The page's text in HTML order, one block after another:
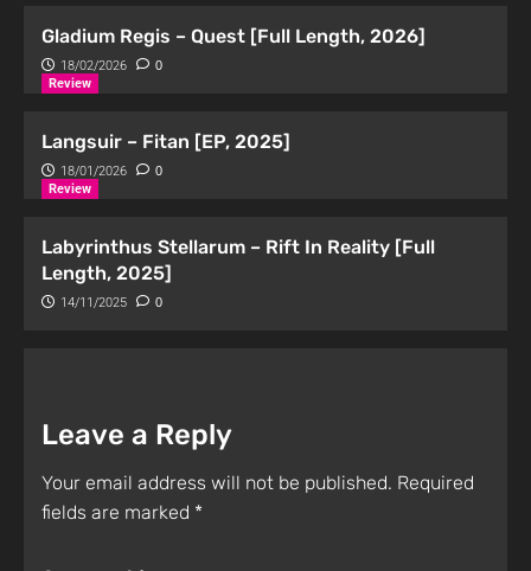
Gladium Regis – Quest [Full Length, 2026]
18/02/2026 0
Review
Langsuir – Fitan [EP, 2025]
18/01/2026 0
Review
Labyrinthus Stellarum – Rift In Reality [Full
Length, 2025]
14/11/2025 0
Leave a Reply
Your email address will not be published. Required
fields are marked *